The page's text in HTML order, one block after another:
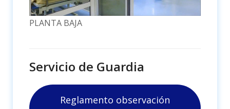
PLANTA BAJA
Servicio de Guardia
Reglamento observación